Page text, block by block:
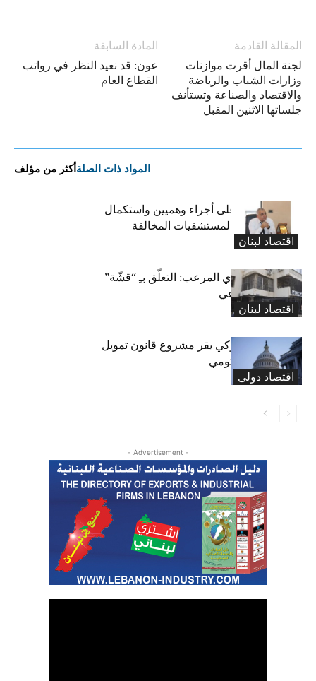
المادة السابقة
عون: قد نعيد النظر في رواتب
القطاع العام
المقالة القادمة
لجنة المال أقرت موازنات
وزارات الشباب والرياضة
والاقتصاد والصناعة وتستأنف
جلساتها الاثنين المقبل
المواد ذات الصلةأكثر من مؤلف
اقتصاد لبنان
كركي: الادّعاء على أجراء وهميين واستكمال
الإجراءات بحق المستشفيات المخالفة
اقتصاد لبنان
المعاش التقاعدي المرعب: التعلّق بـِ “قشّة”
الضمان الاجتماعي
اقتصاد دولی
«الشيوخ» الأميركي يقر مشروع قانون تمويل
لتجنب إغلاق حكومي
- Advertisement -